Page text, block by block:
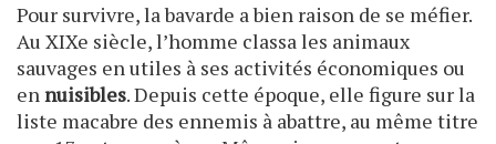
Pour survivre, la bavarde a bien raison de se méfier.
Au XIXe siècle, l’homme classa les animaux
sauvages en utiles à ses activités économiques ou
ennuisibles. Depuis cette époque, elle figure sur la
liste macabre des ennemis à abattre, au même titre